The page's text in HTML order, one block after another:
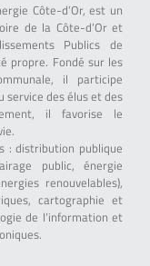
Côte-d’Or, est un
de la Côte-d’Or et
Publics de
propre. Fondé sur les
il participe
des élus et des
il favorise le
: distribution publique
public, énergie
renouvelables),
cartographie et
de l’information et